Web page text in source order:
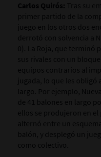
Carlos Quirós: Tras su
primer partido de la
juego en los otros dos
derrotó con solvencia a
0). La Roja, que terminó
sus rivales con un
equipos contrarios al
jugada, lo que les obligó
largo. Por ejemplo,
de 41 balones en largo
ellos se produjeron en el
alternó entre un
balón, y desplegó un
como colectivo.